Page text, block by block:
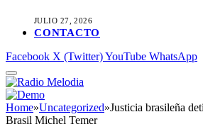
JULIO 27, 2026
CONTACTO
Facebook X (Twitter)YouTube WhatsApp
Home»Uncategorized»Justicia brasileña
Brasil Michel Temer